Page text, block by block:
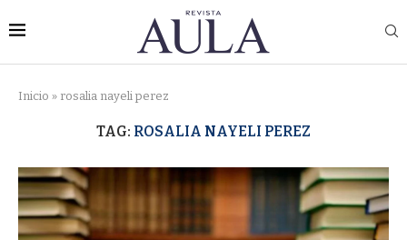
Inicio » rosalia nayeli perez
TAG: ROSALIA NAYELI PEREZ